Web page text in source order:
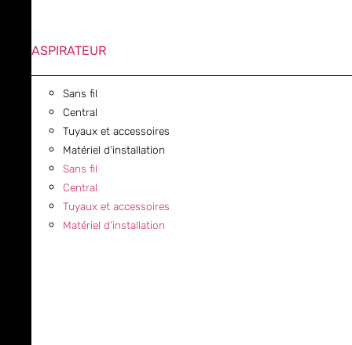
ASPIRATEUR
Sans fil
Central
Tuyaux et accessoires
Matériel d’installation
Sans fil
Central
Tuyaux et accessoires
Matériel d’installation